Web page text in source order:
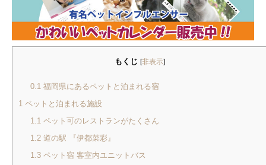
もくじ [非表示]
0.1 福岡県にあるペットと泊まれる宿
1 ペットと泊まれる施設
1.1 ペット可のレストランがたくさん
1.2道の駅 『伊都菜彩』
1.3ペット宿 客室内ユニットバス